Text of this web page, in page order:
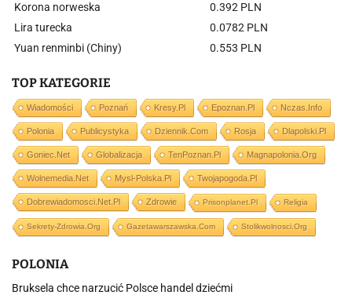
Korona norweska
0.392 PLN
Lira turecka
0.0782 PLN
Yuan renminbi (Chiny)
0.553 PLN
TOP KATEGORIE
Wiadomości Poznań Kresy.pl Epoznan.pl Nczas.info
Polonia Publicystyka Dziennik.com Rosja Dlapolski.pl
Goniec.net Globalizacja TenPoznan.pl Magnapolonia.org
Wolnemedia.net Mysl-Polska.pl Twojapogoda.pl
Dobrewiadomosci.net.pl Zdrowie Prisonplanet.pl Religia
Sekrety-Zdrowia.org Gazetawarszawska.com Stolikwolnosci.org
POLONIA
Bruksela chce narzucić Polsce handel dziećmi